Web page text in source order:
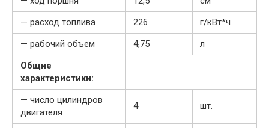
— расход топлива
226
г/кВт*ч
— рабочий объем
4,75
л
Общие
характеристики:
— число цилиндров
двигателя
4 шт.